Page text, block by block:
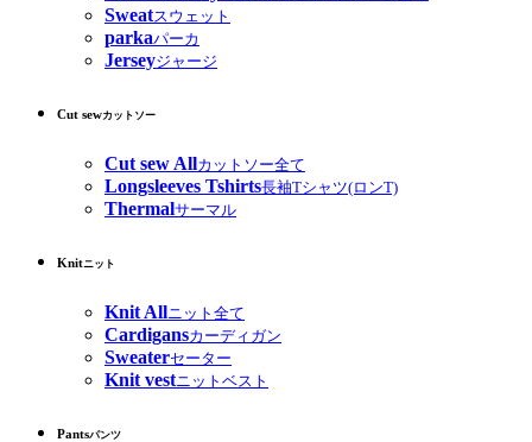
Sweatスウェット
parkaパーカ
Jerseyジャージ
Cut sewカットソー
Cut sew Allカットソー全て
Longsleeves Tshirts長袖Tシャツ(ロンT)
Thermalサーマル
Knitニット
Knit Allニット全て
Cardigansカーディガン
Sweaterセーター
Knit vestニットベスト
Pantsパンツ